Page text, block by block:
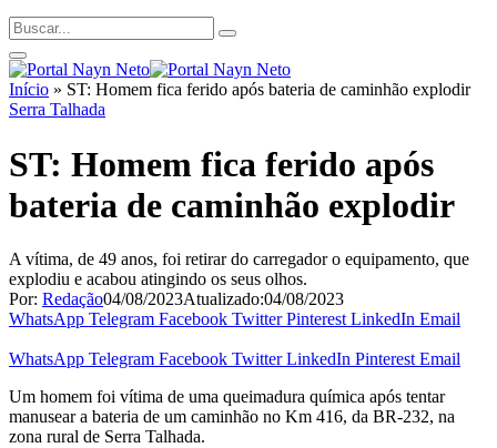
Início » ST: Homem fica ferido após bateria de caminhão explodir
Serra Talhada
ST: Homem fica ferido após
bateria de caminhão explodir
A vítima, de 49 anos, foi retirar do carregador o equipamento, que
explodiu e acabou atingindo os seus olhos.
Por: Redação04/08/2023Atualizado:04/08/2023
WhatsApp Telegram Facebook Twitter Pinterest LinkedIn Email
WhatsApp Telegram Facebook Twitter LinkedIn Pinterest Email
Um homem foi vítima de uma queimadura química após tentar
manusear a bateria de um caminhão no Km 416, da BR-232, na
zona rural de Serra Talhada.